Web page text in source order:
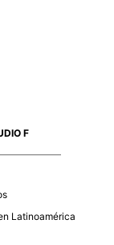
F
Latinoamérica